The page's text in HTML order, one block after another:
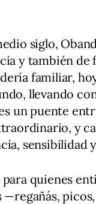
siglo,
y también de
familiar,
llevando
un puente
y
sensibilidad
quienes
—regañás,